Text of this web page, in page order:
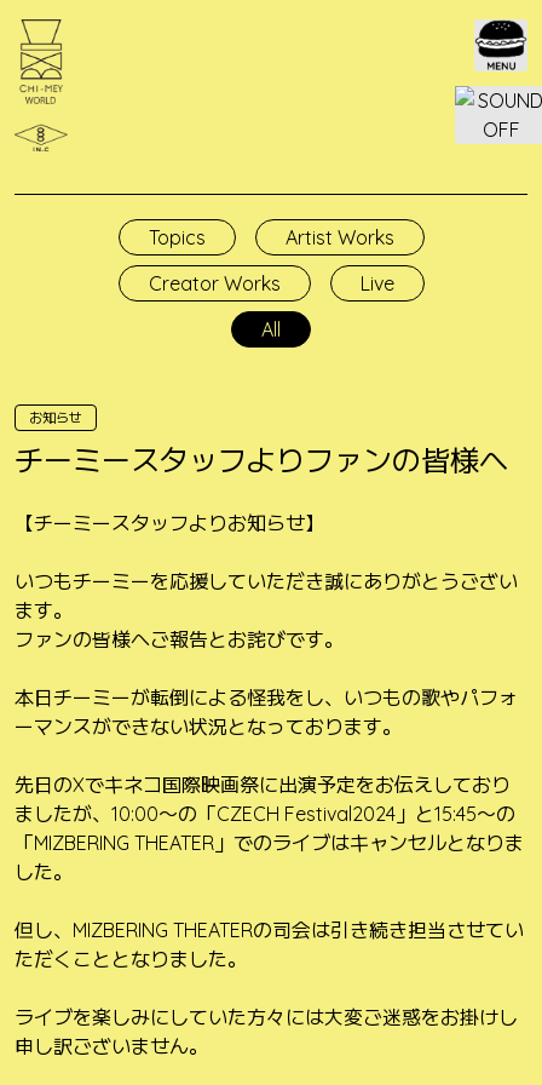
Skip
content
Topics
Artist Works
Creator Works
Live
All
お知らせ
チーミースタッフよりファンの皆様へ
【チーミースタッフよりお知らせ】
いつもチーミーを応援していただき誠にありがとうござい
ます。
ファンの皆様へご報告とお詫びです。
本日チーミーが転倒による怪我をし、いつもの歌やパフォ
ーマンスができない状況となっております。
先日のXでキネコ国際映画祭に出演予定をお伝えしており
ましたが、10:00〜の「CZECH Festival2024」と15:45〜の
「MIZBERING THEATER」でのライブはキャンセルとなりま
した。
但し、MIZBERING THEATERの司会は引き続き担当させてい
ただくこととなりました。
ライブを楽しみにしていた方々には大変ご迷惑をお掛けし
申し訳ございません。